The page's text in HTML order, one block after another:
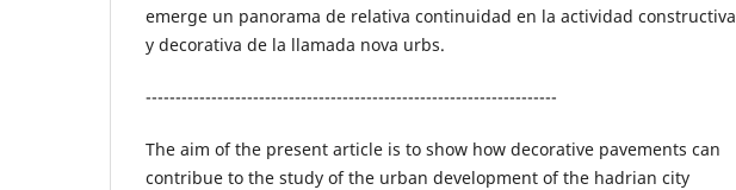
emerge un panorama de relativa continuidad en la actividad constructiva
y decorativa de la llamada nova urbs.
---------------------------------------------------------------------
The aim of the present article is to show how decorative pavements can
contribue to the study of the urban development of the hadrian city